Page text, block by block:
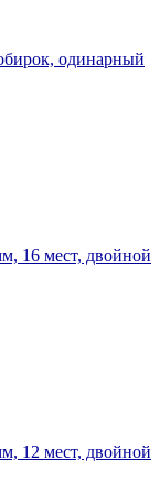
одинарный
16 мест, двойной
12 мест, двойной